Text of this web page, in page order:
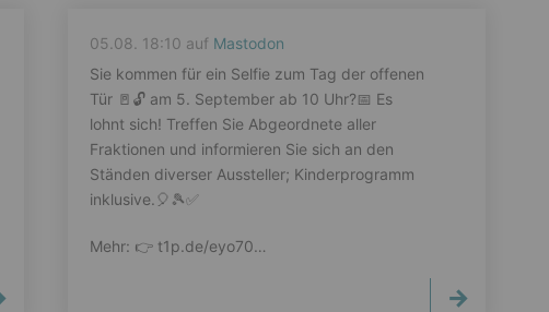
05.08. 18:10 auf Mastodon
Sie kommen für ein Selfie zum Tag der offenen
Tür 🚪🔓️ am 5. September ab 10 Uhr?📅 Es
lohnt sich! Treffen Sie Abgeordnete aller
Fraktionen und informieren Sie sich an den
Ständen diverser Aussteller; Kinderprogramm
inklusive.🎈🎾✅️
Mehr: 👉️ t1p.de/eyo70…